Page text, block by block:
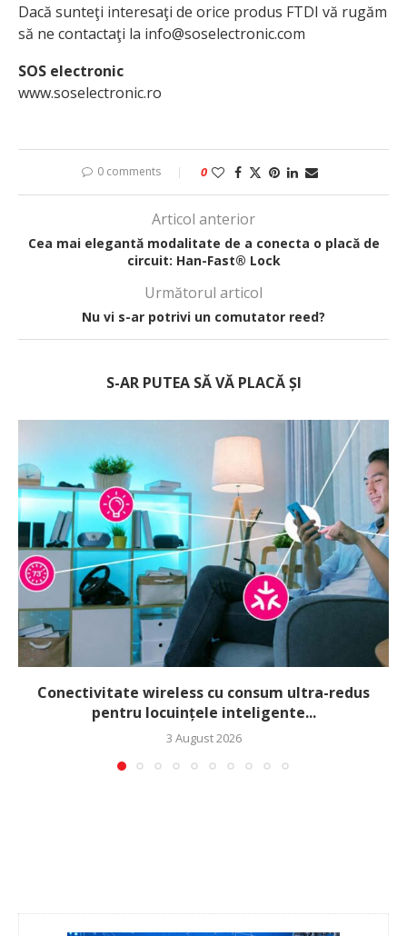
Dacă sunteţi interesaţi de orice produs FTDI vă rugăm
să ne contactaţi la info@soselectronic.com
SOS electronic
www.soselectronic.ro
0 comments 0
Articol anterior
Cea mai elegantă modalitate de a conecta o placă de
circuit: Han-Fast® Lock
Următorul articol
Nu vi s-ar potrivi un comutator reed?
S-AR PUTEA SĂ VĂ PLACĂ ȘI
Conectivitate wireless cu consum ultra-redus
pentru locuințele inteligente...
3 August 2026